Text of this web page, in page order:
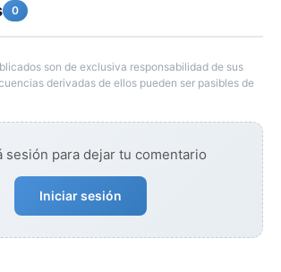
0
son de exclusiva responsabilidad de sus
derivadas de ellos pueden ser pasibles de
sesión para dejar tu comentario
Iniciar sesión